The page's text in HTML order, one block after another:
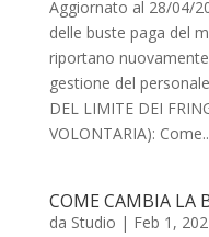
Aggiornato al 28/04/
delle buste paga del
riportano
gestione del
DEL LIMITE DEI
VOLONTARIA):
COME CAMBIA LA
da Studio | Feb 1,